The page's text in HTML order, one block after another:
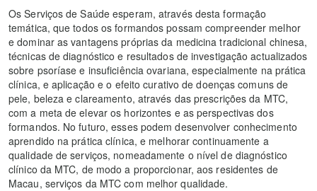
Os Serviços de Saúde esperam, através desta formação
temática, que todos os formandos possam compreender melhor
e dominar as vantagens próprias da medicina tradicional chinesa,
técnicas de diagnóstico e resultados de investigação actualizados
sobre psoríase e insuficiência ovariana, especialmente na prática
clínica, e aplicação e o efeito curativo de doenças comuns de
pele, beleza e clareamento, através das prescrições da MTC,
com a meta de elevar os horizontes e as perspectivas dos
formandos. No futuro, esses podem desenvolver conhecimento
aprendido na prática clínica, e melhorar continuamente a
qualidade de serviços, nomeadamente o nível de diagnóstico
clínico da MTC, de modo a proporcionar, aos residentes de
Macau, serviços da MTC com melhor qualidade.